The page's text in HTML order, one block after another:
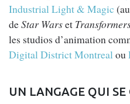
Industrial Light & Magic
deStar Warset
les studios d’animation
Digital District Montrealou
UN LANGAGE QUI SE